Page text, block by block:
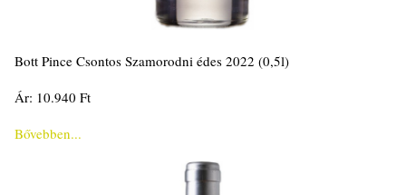
Bott Pince Csontos Szamorodni édes 2022 (0,5l)
Ár: 10.940 Ft
Bővebben...